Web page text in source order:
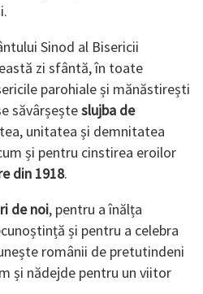
Sinod al Bisericii
zi sfântă, în toate
parohiale și mănăstirești
săvârșeșteslujba de
unitatea și demnitatea
și pentru cinstirea eroilor
din 1918.
de noi, pentru a înălța
și pentru a celebra
românii de pretutindeni
și nădejde pentru un viitor